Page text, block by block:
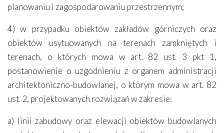
planowaniu i zagospodarowaniu przestrzennym;
4) w przypadku obiektów zakładów górniczych oraz
obiektów usytuowanych na terenach zamkniętych i
terenach, o których mowa w art. 82 ust. 3 pkt 1,
postanowienie o uzgodnieniu z organem administracji
architektoniczno-budowlanej, o którym mowa w art. 82
ust. 2, projektowanych rozwiązań w zakresie:
a) linii zabudowy oraz elewacji obiektów budowlanych